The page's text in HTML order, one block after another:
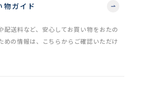
物ガイド
配送料など、安心してお買い物をおたの
めの情報は、こちらからご確認いただけ